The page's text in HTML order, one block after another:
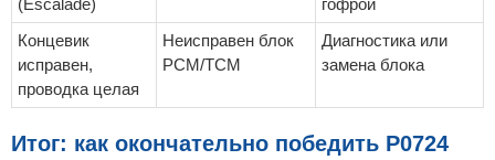
(Escalade)
гофрой
Концевик
исправен,
проводка целая
Неисправен блок
PCM/TCM
Диагностика или
замена блока
Итог: как окончательно победить P0724